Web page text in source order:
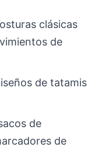
clásicas
de
de tatamis
de
de